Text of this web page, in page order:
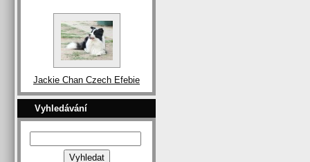
Jackie Chan Czech Efebie
Vyhledávání